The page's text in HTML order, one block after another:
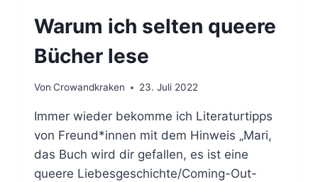
Warum ich selten queere
Bücher lese
Von Crowandkraken 23. Juli 2022
Immer wieder bekomme ich Literaturtipps
von Freund*innen mit dem Hinweis „Mari,
das Buch wird dir gefallen, es ist eine
queere Liebesgeschichte/Coming-Out-